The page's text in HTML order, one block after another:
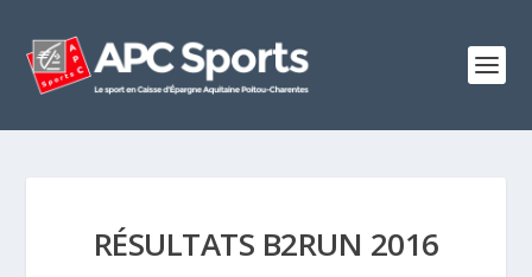
RÉSULTATS B2RUN 2016